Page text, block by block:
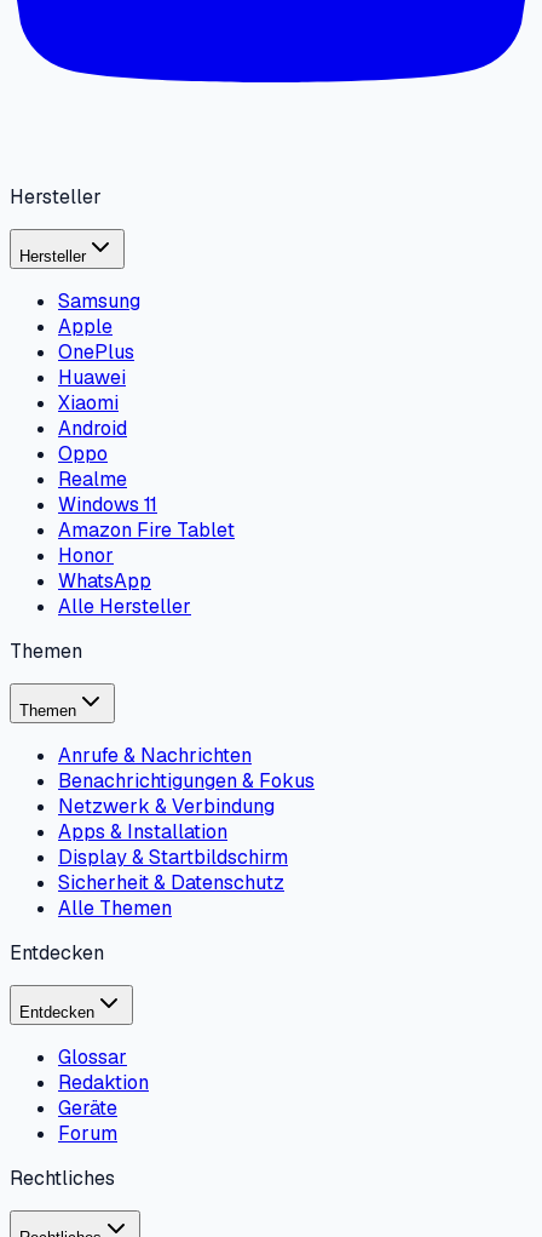
Hersteller
Hersteller
Samsung
Apple
OnePlus
Huawei
Xiaomi
Android
Oppo
Realme
Windows 11
Amazon Fire Tablet
Honor
WhatsApp
Alle Hersteller
Themen
Themen
Anrufe & Nachrichten
Benachrichtigungen & Fokus
Netzwerk & Verbindung
Apps & Installation
Display & Startbildschirm
Sicherheit & Datenschutz
Alle Themen
Entdecken
Entdecken
Glossar
Redaktion
Geräte
Forum
Rechtliches